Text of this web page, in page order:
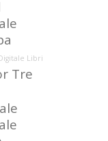
Libri
Tre